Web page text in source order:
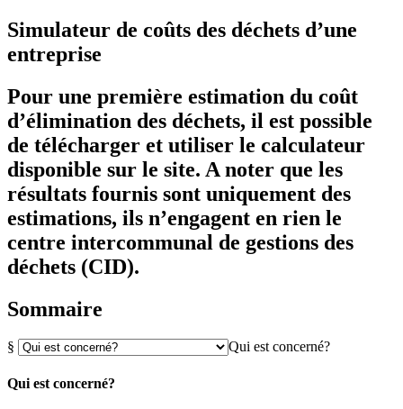
Simulateur de coûts des déchets d’une
entreprise
Pour une première estimation du coût
d’élimination des déchets, il est possible
de télécharger et utiliser le calculateur
disponible sur le site. A noter que les
résultats fournis sont uniquement des
estimations, ils n’engagent en rien le
centre intercommunal de gestions des
déchets (CID).
Sommaire
§ Qui est concerné?
Qui est concerné?